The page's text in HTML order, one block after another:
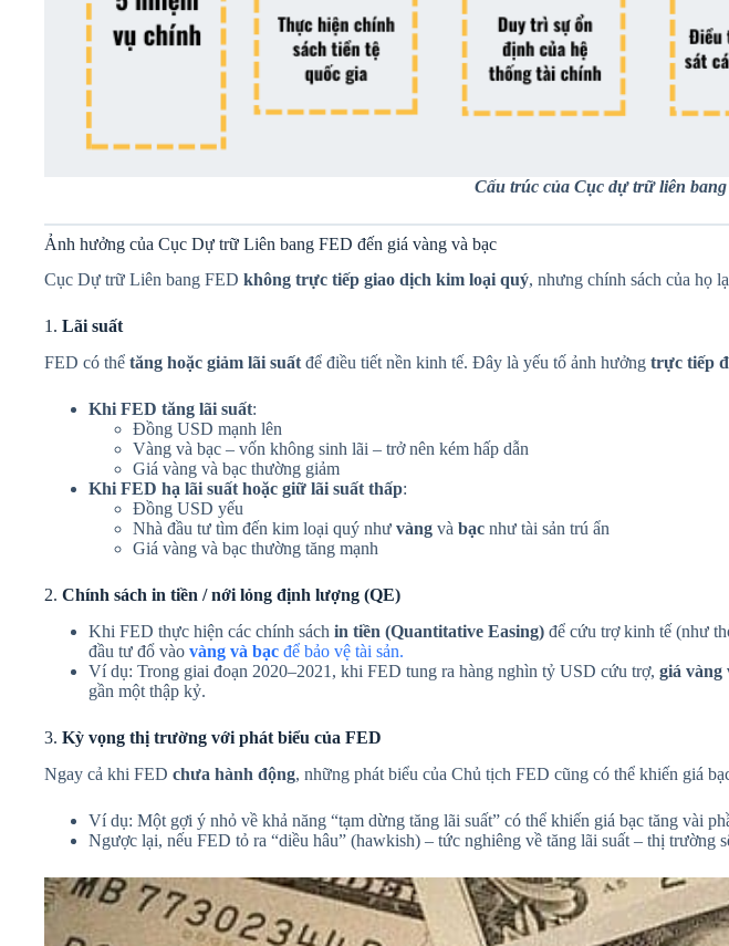
Cấu trúc của Cục dự trữ liên
Ảnh hưởng của Cục Dự trữ Liên bang FED đến giá vàng và bạc
Cục Dự trữ Liên bang FED không trực tiếp giao dịch kim loại quý, nhưng chính sách của họ
1. Lãi suất
FED có thể tăng hoặc giảm lãi suất để điều tiết nền kinh tế. Đây là yếu tố ảnh hưởng trực tiếp
Khi FED tăng lãi suất:
Đồng USD mạnh lên
Vàng và bạc – vốn không sinh lãi – trở nên kém hấp dẫn
Giá vàng và bạc thường giảm
Khi FED hạ lãi suất hoặc giữ lãi suất thấp:
Đồng USD yếu
Nhà đầu tư tìm đến kim loại quý như vàng và bạc như tài sản trú ẩn
Giá vàng và bạc thường tăng mạnh
2. Chính sách in tiền / nới lỏng định lượng (QE)
Khi FED thực hiện các chính sách in tiền (Quantitative Easing) để cứu trợ kinh tế (như
đầu tư đổ vào vàng và bạc để bảo vệ tài sản.
Ví dụ: Trong giai đoạn 2020–2021, khi FED tung ra hàng nghìn tỷ USD cứu trợ, giá vàng
gần một thập kỷ.
3. Kỳ vọng thị trường với phát biểu của FED
Ngay cả khi FED chưa hành động, những phát biểu của Chủ tịch FED cũng có thể khiến giá
Ví dụ: Một gợi ý nhỏ về khả năng “tạm dừng tăng lãi suất” có thể khiến giá bạc tăng vài
Ngược lại, nếu FED tỏ ra “diều hâu” (hawkish) – tức nghiêng về tăng lãi suất – thị trường